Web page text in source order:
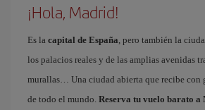
¡Hola, Madrid!
Es la capital de España, pero también la
los palacios reales y de las amplias avenidas
murallas… Una ciudad abierta que recibe con
de todo el mundo. Reserva tu vuelo barato